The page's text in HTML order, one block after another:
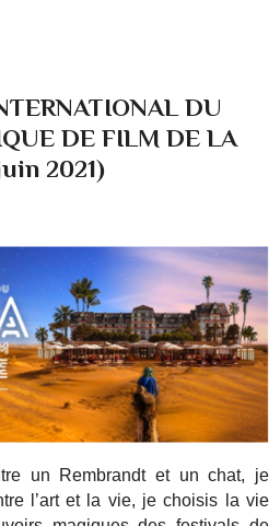
DU
DE FILM DE LA
2021)
un Rembrandt et un chat, je
l’art et la vie, je choisis la vie